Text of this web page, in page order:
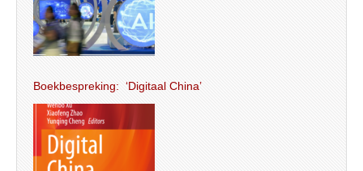
Boekbespreking: ‘Digitaal China’